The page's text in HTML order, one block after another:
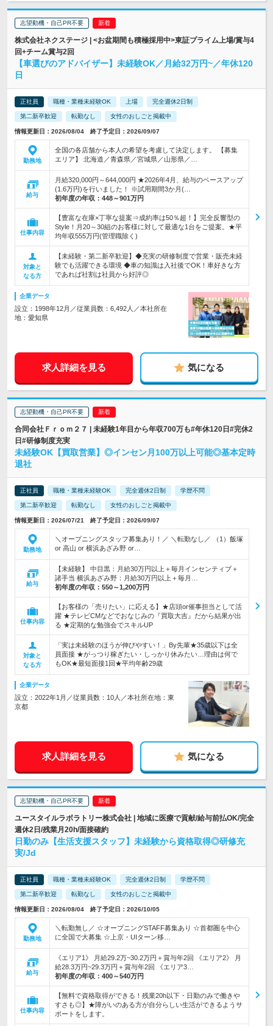
志望動機・自己PR不要
株式会社ネクステージ | <お盆期間も積極採用中>東証プライム上場/賞与4
回+チーム賞与2回
【車選びのアドバイザー】未経験OK／月給32万円~／年休120
日
正社員 職種・業種未経験OK 上場 完全週休2日制
第二新卒歓迎 転勤なし 女性のおしごと掲載中
情報更新日：2026/08/04 終了予定日：2026/09/07
勤務地
全国の各店舗から本人の希望を考慮して決定します。 【募集
エリア】 北海道／青森県／宮城県／山形県／…
給与
月給320,000円～644,000円 ★2026年4月、給与のベースアップ
(1.6万円)を行いました！ ※試用期間3か月(…
初年度の年収： 448～901万円
仕事内容
【豊富な在庫×丁寧な提案⇒成約率は50％超！】完全反響型の
Style！月20～30組のお客様に対して最適な1台をご提案。★平
均年収555万円(管理職除く)
対象と
なる方
【未経験・第二新卒歓迎】◆充実の研修制度で営業・販売未経
験でも活躍できる環境 ◆車の知識は入社後でOK！車好きな方
であれば社割は社員から好評◎
企業データ
設立：1998年12月／従業員数：6,492人／本社所在
地：愛知県
求人詳細を見る 気になる
志望動機・自己PR不要
合同会社Ｆｒｏｍ２７ | 未経験1年目から年収700万も#年休120日#完休2
日#研修制度充実
未経験OK【買取営業】◎インセン月100万以上可能◎基本定時
退社
正社員 職種・業種未経験OK 完全週休2日制 学歴不問
第二新卒歓迎 転勤なし 女性のおしごと掲載中
情報更新日：2026/07/21 終了予定日：2026/09/07
勤務地
＼オープニングスタッフ募集あり！／ ＼転勤なし／ （1）飯塚
or 高山 or 横浜あざみ野 or…
給与
【未経験】 中目黒：月給30万円以上＋毎月インセンティブ＋
諸手当 横浜あざみ野：月給30万円以上＋毎月…
初年度の年収： 550～1,200万円
仕事内容
【お客様の「売りたい」に応える】★店頭or催事担当として活
躍 ★テレビCMなどでおなじみの『買取大吉』だから結果が出
る ★定期的な勉強会でスキルUP
対象と
なる方
「実は未経験のほうが伸びやすい！」By先輩★35歳以下は全
員面接 ★がっつり稼ぎたい・しっかり休みたい…理由は何で
もOK★最短面接1回★平均年齢29歳
企業データ
設立：2022年1月／従業員数：10人／本社所在地：東
京都
求人詳細を見る 気になる
志望動機・自己PR不要
ユースタイルラボラトリー株式会社 | 地域に医療で貢献/給与前払OK/完全
週休2日/残業月20h/面接確約
日勤のみ【生活支援スタッフ】未経験から資格取得◎研修充
実/Jd
正社員 職種・業種未経験OK 完全週休2日制 学歴不問
第二新卒歓迎 転勤なし 女性のおしごと掲載中
情報更新日：2026/08/04 終了予定日：2026/10/05
勤務地
＼転勤無し／ ☆オープニングSTAFF募集あり ☆首都圏を中心
に全国で大募集 ☆上京・UIターン移…
給与
《エリア1》 月給29.2万~30.2万円＋賞与年2回 《エリア2》 月
給28.3万円~29.3万円＋賞与年2回 《エリア3…
初年度の年収： 400～540万円
仕事内容
【無料で資格取得ができる！残業20h以下・日勤のみで働きや
すさも◎】★障がいのある方が自分らしい生活ができるようサ
ポートをします。